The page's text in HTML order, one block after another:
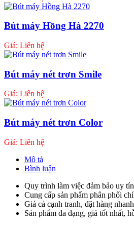
Bút máy Hồng Hà 2270
Giá: Liên hệ
Bút máy nét trơn Smile
Giá: Liên hệ
Bút máy nét trơn Color
Giá: Liên hệ
Mô tả
Bình luận
Quy trình làm việc đảm bảo uy
Cung cấp sản phẩm phân phối
Giá cả cạnh tranh, đặt hàng
Sản phẩm đa dạng, giá tốt nhất,